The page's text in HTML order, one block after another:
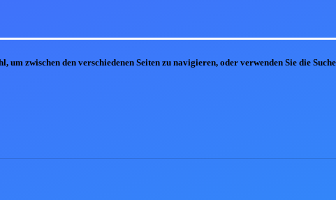
zwischen den verschiedenen Seiten zu navigieren, oder verwenden Sie die